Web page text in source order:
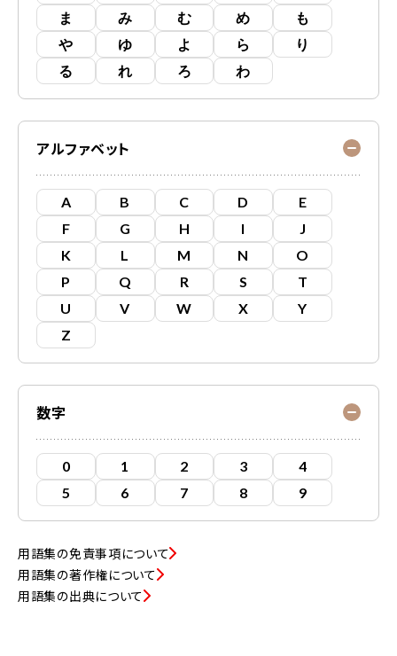
ま
み む め
も
や
ゆ よ ら
り
る
れ ろ わ
アルファベット
A B C D
E
F
G H I
J
K
L M N
O
P
Q R S
T
U
V W X
Y
Z
数字
0 1 2 3
4
5
6 7 8 9
用語集の免責事項について
用語集の著作権について
用語集の出典について